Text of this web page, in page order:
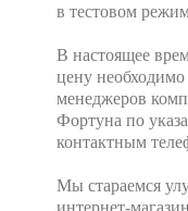
в тестовом
В настоящее
цену необходимо
менеджеров
Фортуна по
контактным
Мы стараемся
интернет-